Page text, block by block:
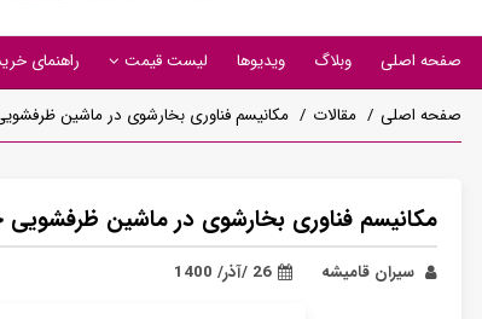
صفحه اصلی وبلاگ ویدیوها لیست قیمت راهنمای
صفحه اصلی مقالات مکانیسم فناوری بخارشوی در ماشین
مکانیسم فناوری بخارشوی در ماشین
سیران قامیشه 26 /آذر/ 1400